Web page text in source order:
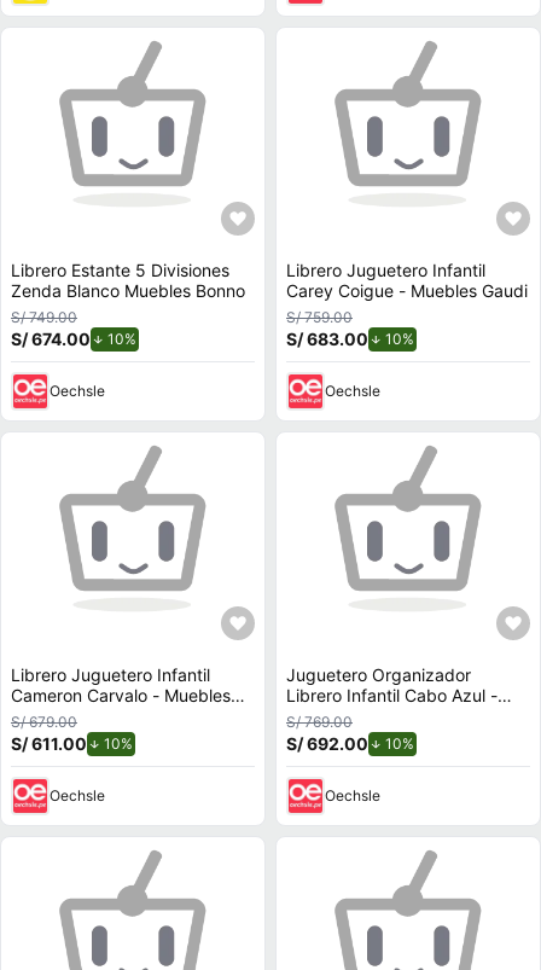
Librero Estante 5 Divisiones
Zenda Blanco Muebles Bonno
S/ 749.00
S/ 674.00 10%
Oechsle
Librero Juguetero Infantil
Carey Coigue - Muebles Gaudi
S/ 759.00
S/ 683.00 10%
Oechsle
Librero Juguetero Infantil
Cameron Carvalo - Muebles
Bonno
S/ 679.00
S/ 611.00 10%
Oechsle
Juguetero Organizador
Librero Infantil Cabo Azul -
Muebles Bonno
S/ 769.00
S/ 692.00 10%
Oechsle